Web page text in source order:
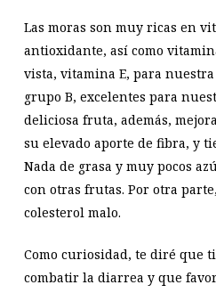
Las moras son muy ricas en
antioxidante, así como
vista, vitamina E, para
grupo B, excelentes para
deliciosa fruta, además,
su elevado aporte de fibra, y
Nada de grasa y muy pocos
con otras frutas. Por otra
colesterol malo.
Como curiosidad, te diré que
combatir la diarrea y que